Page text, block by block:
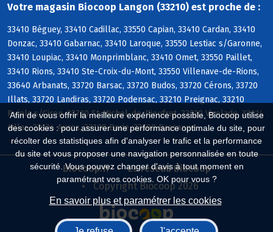
Afin de vous offrir la meilleure expérience possible, Biocoop utilise
des cookies : pour assurer une performance optimale du site, pour
récolter des statistiques afin d'analyser le trafic et la performance
du site et vous proposer une navigation personnalisée en toute
sécurité. Vous pouvez changer d'avis à tout moment en
paramétrant vos cookies. OK pour vous ?
En savoir plus et paramétrer les cookies
Votre magasin Biocoop Langon (33210) est proche de :
33410 Béguey, 33410 Cadillac, 33550 Capian, 33410 Cardan, 33410
Donzac, 33410 Gabarnac, 33410 Laroque, 33550 Lestiac s/Garonne,
33410 Loupiac, 33410 Monprimblanc, 33410 Omet, 33550 Paillet,
33410 Rions, 33410 Ste-Croix-du-Mont, 33550 Villenave-de-Rions,
33640 Arbanats, 33720 Barsac, 33720 Budos, 33720 Cérons, 33720
Illats, 33720 Landiras, 33720 Podensac, 33210 Preignac, 33210
Pujols s/Ciron, 33720 St-Michel-de-Rieufret, 33720 Virelade, 33124
Aillas, 33124 Auros, 33190 Barie, 33190 Bassanne
Biocoop.fr
Le réseau Biocoop
Copyright Biocoop 2026